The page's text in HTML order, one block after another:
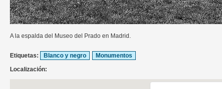
A la espalda del Museo del Prado en Madrid.
Etiquetas: Blanco y negro
Monumentos
Localización: